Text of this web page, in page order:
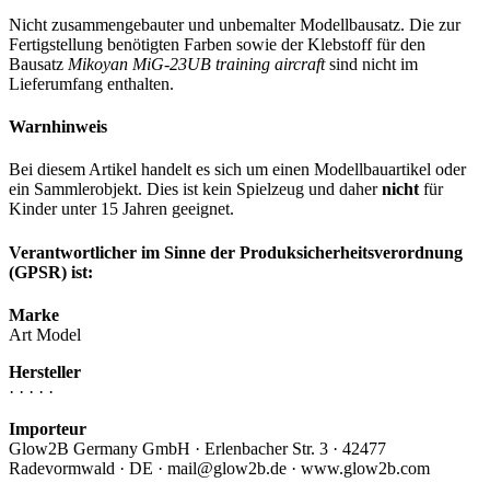
Nicht zusammengebauter und unbemalter Modellbausatz. Die zur
Fertigstellung benötigten Farben sowie der Klebstoff für den
Bausatz Mikoyan MiG-23UB training aircraftsind nicht im
Lieferumfang enthalten.
Warnhinweis
Bei diesem Artikel handelt es sich um einen Modellbauartikel oder
ein Sammlerobjekt. Dies ist kein Spielzeug und dahernicht für
Kinder unter 15 Jahren geeignet.
Verantwortlicher im Sinne der Produksicherheitsverordnung
(GPSR) ist:
Marke
Art Model
Hersteller
· · · · ·
Importeur
Glow2B Germany GmbH · Erlenbacher Str. 3 · 42477
Radevormwald · DE · mail@glow2b.de · www.glow2b.com